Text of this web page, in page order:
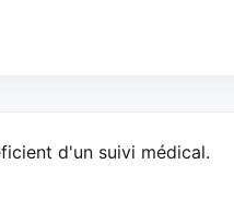
d'un suivi médical.